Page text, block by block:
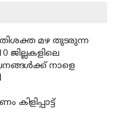
മഴ തുടരുന്ന
ജില്ലകളിലെ
നാളെ
കിളിപ്പാട്ട്